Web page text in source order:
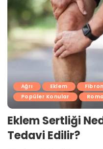
Ağrı Eklem
Popüler Konular
Eklem Sertliği
Tedavi Edilir?